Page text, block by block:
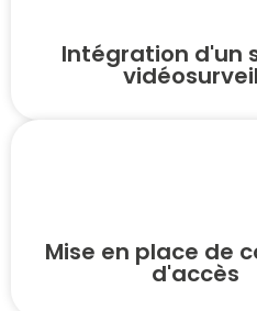
Intégration d'un
Mise en place de
d'accès